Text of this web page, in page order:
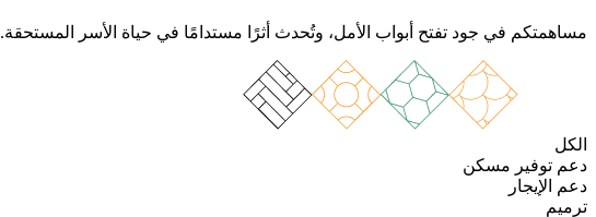
مساهمتكم في جود تفتح أبواب الأمل، وتُحدث أثرًا مستدامًا في حياة الأسر المستحقة.
الكل
دعم توفير مسكن
دعم الإيجار
ترميم